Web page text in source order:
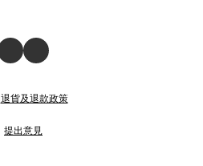
退貨及退款政策
提出意見